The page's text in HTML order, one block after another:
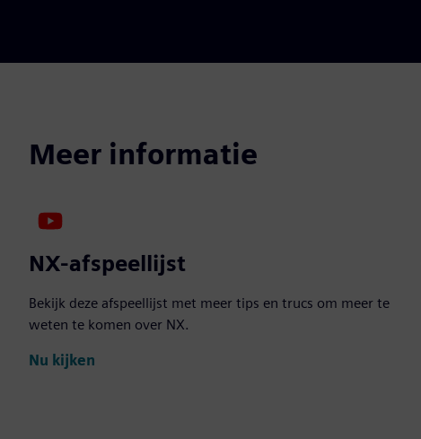
Meer informatie
NX-afspeellijst
Bekijk deze afspeellijst met meer tips en trucs om meer te
weten te komen over NX.
Nu kijken